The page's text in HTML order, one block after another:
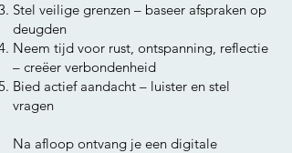
Stel veilige grenzen – baseer afspraken op
deugden
Neem tijd voor rust, ontspanning, reflectie
– creëer verbondenheid
Bied actief aandacht – luister en stel
vragen
Na afloop ontvang je een digitale